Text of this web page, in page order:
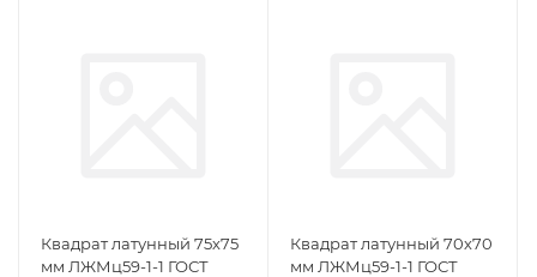
Квадрат латунный 75х75
мм ЛЖМц59-1-1 ГОСТ
Квадрат латунный 70х70
мм ЛЖМц59-1-1 ГОСТ